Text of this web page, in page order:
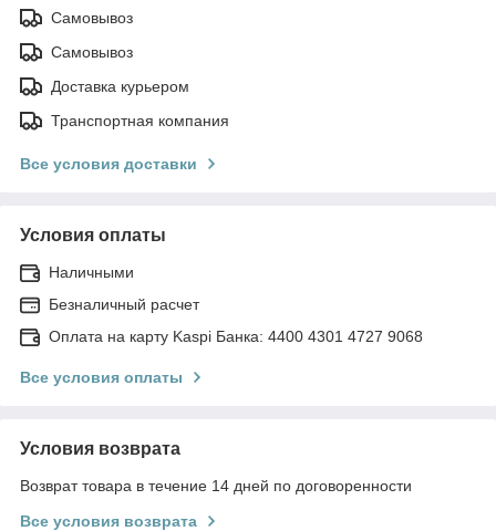
Самовывоз
Самовывоз
Доставка курьером
Транспортная компания
Все условия доставки
Условия оплаты
Наличными
Безналичный расчет
Оплата на карту Kaspi Банка: 4400 4301 4727 9068
Все условия оплаты
Условия возврата
Возврат товара в течение 14 дней по договоренности
Все условия возврата